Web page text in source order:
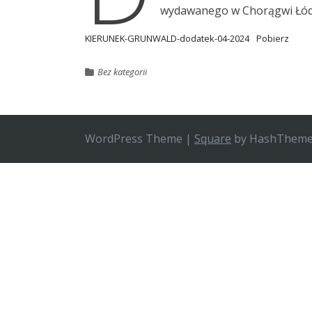
wydawanego w Chorągwi
KIERUNEK-GRUNWALD-dodatek-04-2024 Pobierz
Bez kategorii
WordPress Theme | Square by